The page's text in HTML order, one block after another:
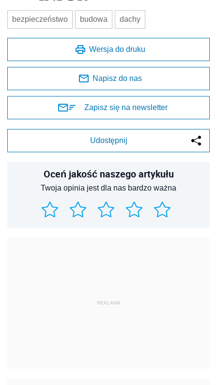
bezpieczeństwo budowa dachy
Wersja do druku
Napisz do nas
Zapisz się na newsletter
Udostępnij
Oceń jakość naszego artykułu
Twoja opinia jest dla nas bardzo ważna
REKLAMA